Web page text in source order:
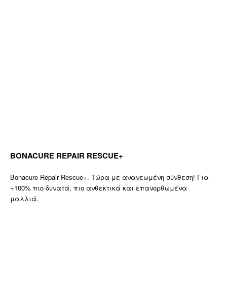
BONACURE REPAIR RESCUE+
Bonacure Repair Rescue+. Τώρα με ανανεωμένη σύνθεση! Για
+100% πιο δυνατά, πιο ανθεκτικά και επανορθωμένα
μαλλιά.